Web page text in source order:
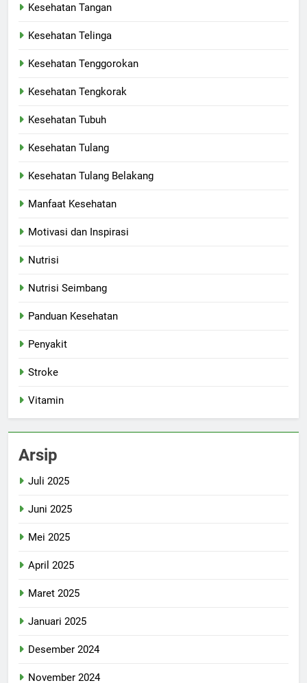
Kesehatan Tangan
Kesehatan Telinga
Kesehatan Tenggorokan
Kesehatan Tengkorak
Kesehatan Tubuh
Kesehatan Tulang
Kesehatan Tulang Belakang
Manfaat Kesehatan
Motivasi dan Inspirasi
Nutrisi
Nutrisi Seimbang
Panduan Kesehatan
Penyakit
Stroke
Vitamin
Arsip
Juli 2025
Juni 2025
Mei 2025
April 2025
Maret 2025
Januari 2025
Desember 2024
November 2024